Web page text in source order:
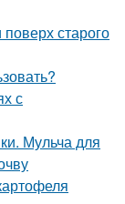
старого
с
Мульча для